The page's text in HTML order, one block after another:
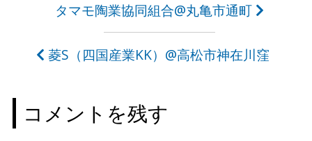
ビ
ゲ
タマモ陶業協同組合@丸亀市通町
菱S（四国産業KK）@高松市神在川窪
コメントを残す